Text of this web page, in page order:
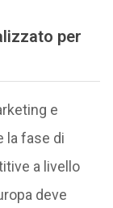
per
e
la fase di
a livello
deve